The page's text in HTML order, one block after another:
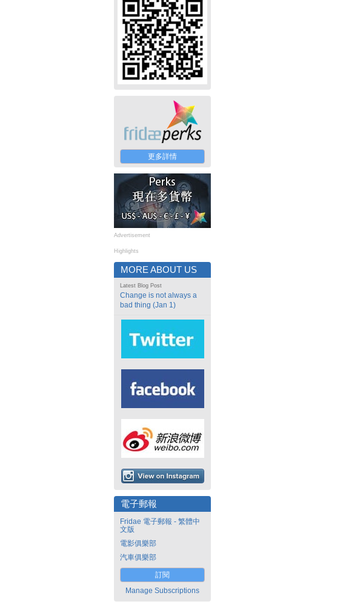
更多詳情
Advertisement
Highlights
MORE ABOUT US
Latest Blog Post
Change is not always a
bad thing (Jan 1)
電子郵報
Fridae 電子郵報 - 繁體中
文版
電影俱樂部
汽車俱樂部
訂閱
Manage Subscriptions